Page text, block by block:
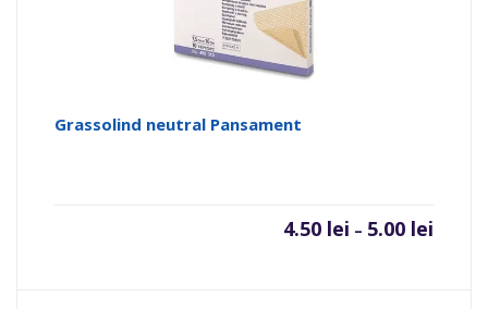
Grassolind neutral Pansament
4.50 lei – 5.00 lei